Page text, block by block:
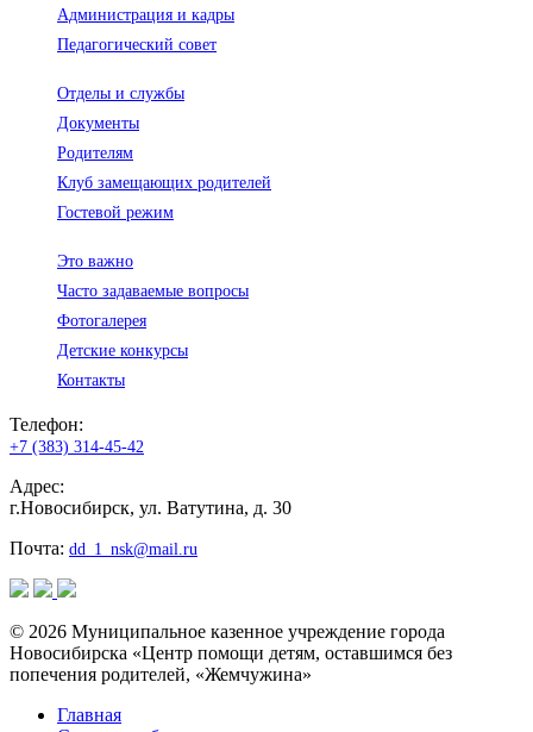
Администрация и кадры
Педагогический совет
Отделы и службы
Документы
Родителям
Клуб замещающих родителей
Гостевой режим
Это важно
Часто задаваемые вопросы
Фотогалерея
Детские конкурсы
Контакты
Телефон:
+7 (383) 314-45-42
Адрес:
г.Новосибирск, ул. Ватутина, д. 30
Почта: dd_1_nsk@mail.ru
© 2026 Муниципальное казенное учреждение города
Новосибирска «Центр помощи детям, оставшимся без
попечения родителей, «Жемчужина»
Главная